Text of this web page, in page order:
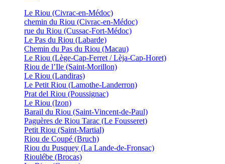
Le Riou (Civrac-en-Médoc)
chemin du Riou (Civrac-en-Médoc)
rue du Riou (Cussac-Fort-Médoc)
Le Pas du Riou (Labarde)
Chemin du Pas du Riou (Macau)
Le Riou (Lège-Cap-Ferret / Lèja-Cap-Horet)
Riou de l’Ile (Saint-Morillon)
Le Riou (Landiras)
Le Petit Riou (Lamothe-Landerron)
Prat del Riou (Poussignac)
Le Riou (Izon)
Barail du Riou (Saint-Vincent-de-Paul)
Paguères de Riou Tarac (Le Fousseret)
Petit Riou (Saint-Martial)
Riou de Coupé (Bruch)
Riou du Pusquey (La Lande-de-Fronsac)
Rioulébe (Brocas)